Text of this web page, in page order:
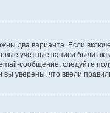
два варианта. Если
учётные записи были
сообщение, следуйте
уверены, что ввели